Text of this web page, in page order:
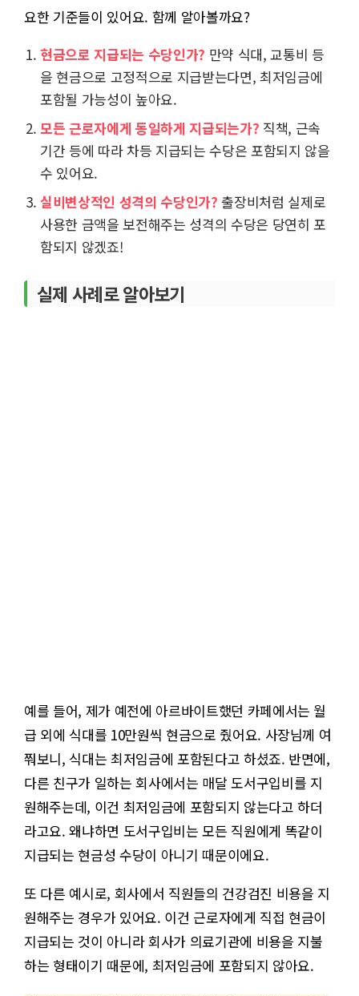
요한 기준들이 있어요. 함께 알아볼까요?
현금으로 지급되는 수당인가? 만약 식대, 교통비 등
을 현금으로 고정적으로 지급받는다면, 최저임금에
포함될 가능성이 높아요.
모든 근로자에게 동일하게 지급되는가? 직책, 근속
기간 등에 따라 차등 지급되는 수당은 포함되지 않을
수 있어요.
실비변상적인 성격의 수당인가? 출장비처럼 실제로
사용한 금액을 보전해주는 성격의 수당은 당연히 포
함되지 않겠죠!
실제 사례로 알아보기
예를 들어, 제가 예전에 아르바이트했던 카페에서는 월
급 외에 식대를 10만원씩 현금으로 줬어요. 사장님께 여
쭤보니, 식대는 최저임금에 포함된다고 하셨죠. 반면에,
다른 친구가 일하는 회사에서는 매달 도서구입비를 지
원해주는데, 이건 최저임금에 포함되지 않는다고 하더
라고요. 왜냐하면 도서구입비는 모든 직원에게 똑같이
지급되는 현금성 수당이 아니기 때문이에요.
또 다른 예시로, 회사에서 직원들의 건강검진 비용을 지
원해주는 경우가 있어요. 이건 근로자에게 직접 현금이
지급되는 것이 아니라 회사가 의료기관에 비용을 지불
하는 형태이기 때문에, 최저임금에 포함되지 않아요.